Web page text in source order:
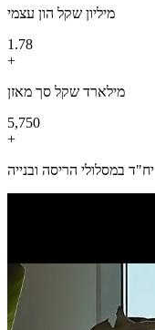
מיליון שקל הון עצמי
2.35
+
מילארד שקל סך מאזן
10,000
+
יח"ד במסלולי הריסה ובנייה